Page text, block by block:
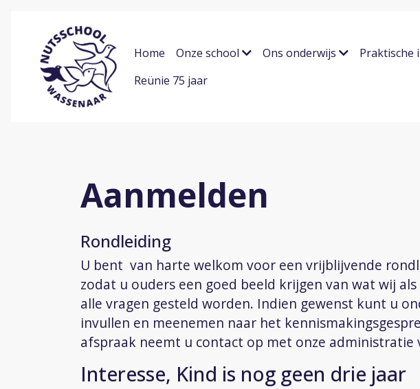
Home Onze school Ons onderwijs Praktische
Reünie 75 jaar
Aanmelden
Rondleiding
U bent van harte welkom voor een vrijblijvende
zodat u ouders een goed beeld krijgen van wat wij
alle vragen gesteld worden. Indien gewenst kunt u
invullen en meenemen naar het
afspraak neemt u contact op met onze administratie
Interesse, Kind is nog geen drie jaar